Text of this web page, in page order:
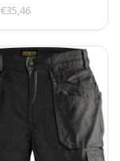
€35,46